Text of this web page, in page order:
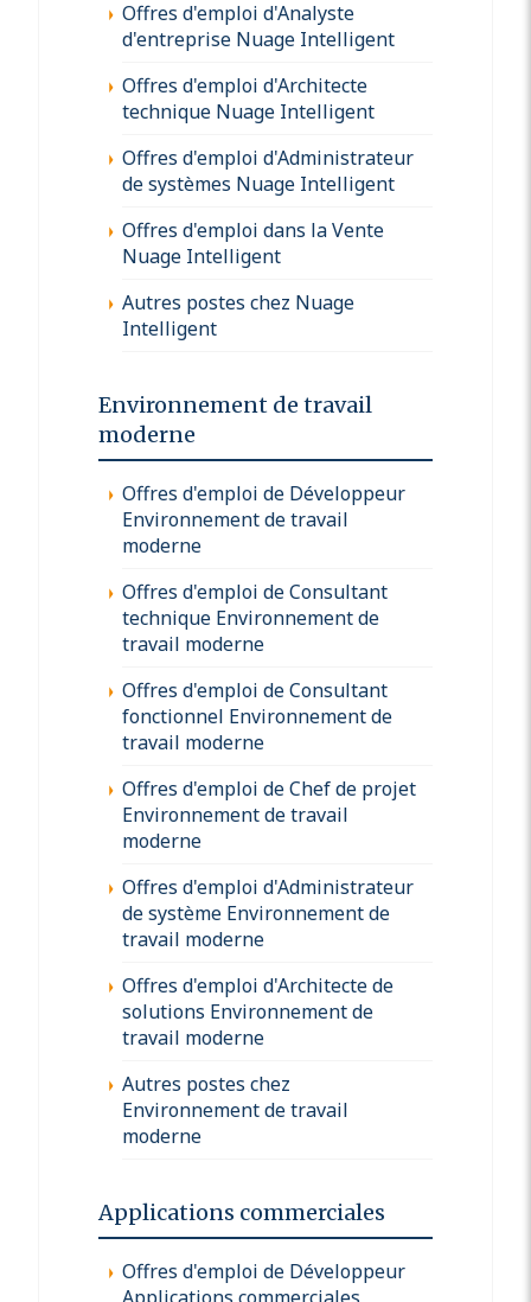
Offres d'emploi d'Analyste
d'entreprise Nuage Intelligent
Offres d'emploi d'Architecte
technique Nuage Intelligent
Offres d'emploi d'Administrateur
de systèmes Nuage Intelligent
Offres d'emploi dans la Vente
Nuage Intelligent
Autres postes chez Nuage
Intelligent
Environnement de travail
moderne
Offres d'emploi de Développeur
Environnement de travail
moderne
Offres d'emploi de Consultant
technique Environnement de
travail moderne
Offres d'emploi de Consultant
fonctionnel Environnement de
travail moderne
Offres d'emploi de Chef de projet
Environnement de travail
moderne
Offres d'emploi d'Administrateur
de système Environnement de
travail moderne
Offres d'emploi d'Architecte de
solutions Environnement de
travail moderne
Autres postes chez
Environnement de travail
moderne
Applications commerciales
Offres d'emploi de Développeur